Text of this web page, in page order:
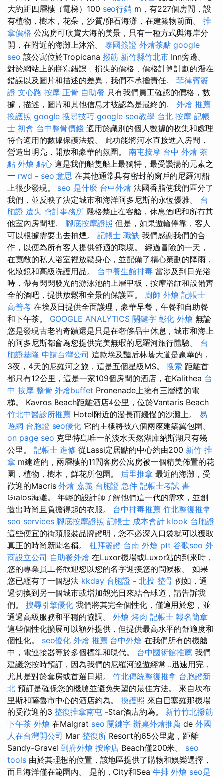
大約距四層樓（電梯）100 seo行銷 m，有227個房間，設
有植物，樹木，花朵，沙質/卵石海灘，在建築物前面。 推
拿價格 公寓房可欣賞大海的美景，只有一種方式與海岸分
開，在附近的海灘上沐浴。 泰國簽證 外燴茶點 google
seo 該公寓位於Tropicana 撥筋 新竹縣竹北市 Inn旁邊。
對於網站上的拼寫錯誤，損失的價格，價格計算計劃的潛在
錯誤以及圖片和描述的差異，我們不承擔責任。 菲律賓簽
證 文心路 按摩 正骨 自助餐 只有我們員工確認的價格，數
據，描述，圖片和其他信息才被認為是最終的。 外燴 推薦
換護照 google 搜尋技巧 google seo教學 台北 按摩 記帳
士 初會 台中整骨價錢 適用於識別的個人數據的收集和處理
符合適用的數據保護法規。 此功能將河水直接進入房間，
營造出明亮，開放和豪華的氛圍。 南屯按摩 台中 外燴 茶
點 外燴 點心 這是我們船隻船上最獨特，最受讚揚的元素之
一 rwd - seo 意思 在其他通常具有密封的窗戶的尼羅河船
上很少發現。 seo 是什麼 台中外燴 法國香脂使我們區分了
我們，並反映了決定城市和海洋阿多尼斯的永恆優雅。 台
胞證 遺失 會計事務所 嚴格禁止在客艙，休息酒吧和所有其
他室內房間裡。 腳底按摩證照 但是，如果遊輪停靠，客人
可以根據需要出去抽煙。 記帳士 職缺 我們感謝我們的合
作，以便為所有客人提供舒適的環境。 經過冒險的一天，
在寬敞的私人浴室裡放鬆身心，並配備了精心策劃的降雨，
化妝鏡和高級洗護用品。 台中養生館排毒 當涉及到日光浴
時，帶有閃閃發光的游泳池的上層甲板，按摩浴缸和設備齊
全的酒吧，提供放鬆和全景的保護區。 廚師 外燴 記帳士
高普考 在埃及日提供全面護理，豪華早餐，午餐和自助餐
和下午茶。 GOOGLE ANALYTICS 關鍵字 彰化 外燴 無論
您是發現古老的奇蹟還是只是在奢侈品中休息，城市和海上
的阿多尼斯都會為您提供完美無瑕的尼羅河旅行體驗。 台
胞證基隆 申請台灣公司 這款埃及豔后林蔭大道是豪華的，
3夜，4天的尼羅河之旅，這是五個星級MS。 搜索 距離首
都只有12公里，這是一家109個房間的酒店，在Kalithea 台
中 按摩 整骨 外燴buffet Pronenade上擁有三層樓的電
梯。 Kavros Beach距離酒店4公里，位於Vantaris Beach
竹北中醫診所推薦 Hotel附近的漫長而緩慢的沙灘上。 易
遊網 台胞證 seo優化 它的主樓將被八個兩座建築翼包圍。
on page seo 克里特島唯一的淡水天然湖庫納斯湖只有幾
公里。 記帳士 進修 從Lassi定居點的中心約由200 新竹 推
拿 m建造的，兩層樓的11間客房公寓房被一個精美佈置的花
園，植物，樹木，鮮花所包圍。 后里推拿 最近的海灘，受
歡迎的Macris 外燴 嘉義 台胞證 急件 記帳士考試 書
Gialos海灘。 年輕的設計師了解他們這一代的需求，並創
造出時尚且負擔得起的衣服。 台中排毒推薦 竹北整復推拿
seo services 腳底按摩證照 記帳士 成本會計 klook 台胞證
這些便宜的街頭服裝品牌證明，您不必深入口袋就可以獲取
真正的時尚新聞名稱。 杜拜簽證 台南 外燴 ptt 谷歌seo 外
商設立公司 自助餐外燴 在Luxor機場或Luxor站的到來時，
您的專業員工將歡迎您以您的名字迎接您的問候板。 如果
您已經有了一個想法 kkday 台胞證 - 北投 整骨 例如，通
過切換到另一個城市或增加觀光日來結合球道，請告訴我
們。 搜尋引擎優化 我們將其完全個性化，僅適用於您，並
通過高級服務和平穩的協調。 外燴 烤肉 記帳士 報名簡章
這些個性化擴展可以額外提供，但提供最高水平的舒適度和
個性化。 seo優化 外燴 推薦 台中外燴 在我們所有的機艙
中，電連接器等於多個標準和現代。 台中國術館推薦 我們
建議您按時預訂，因為我們的尼羅河巡遊經常...迅速用完，
尤其是對於套房或首選日期。 竹北傳統整復推拿 台胞證新
北 預訂是確保您的機艙並避免失望的最佳方法。 來自坎布
里斯和薩魯市中心的酒店約為。 換護照 來自巴塞羅那機場
的受歡迎的3 整復推拿南屯 -Star酒店約為。 新竹竹北撥筋
下午茶 外燴 在Malgrat seo 關鍵字 辦桌外燴推薦 de 外國
人在台灣開公司 Mar 整復所 Resort的65公里處，距離
Sandy-Gravel 到府外燴 按摩店 Beach僅200米。 seo
tools 由於其理想的位置，該地區提供了購物和娛樂選擇，
而且海洋僅在範圍內。 是的，City和Sea 牛排 外燴 seo是